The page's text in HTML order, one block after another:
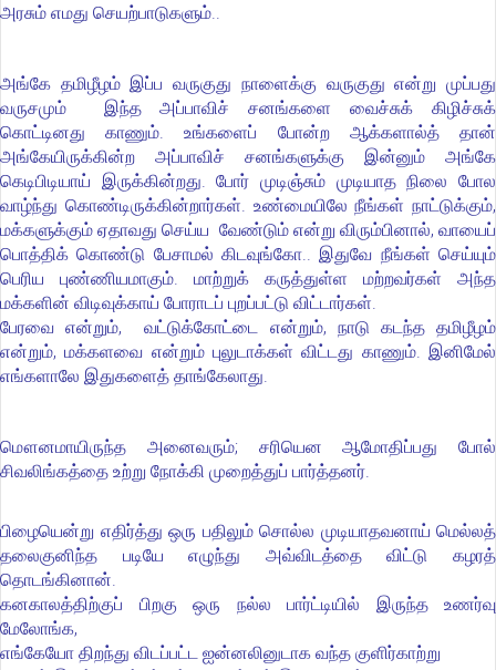
அரசும் எமது செயற்பாடுகளும்..
அங்கே தமிழீழம் இப்ப வருகுது நாளைக்கு வருகுது என்று முப்பது
வருசமும் இந்த அப்பாவிச் சனங்களை வைச்சுக் கிழிச்சுக்
கொட்டினது காணும். உங்களைப் போன்ற ஆக்களால்த் தான்
அங்கேயிருக்கின்ற அப்பாவிச் சனங்களுக்கு இன்னும் அங்கே
கெடிபிடியாய் இருக்கின்றது. போர் முடிஞ்சும் முடியாத நிலை போல
வாழ்ந்து கொண்டிருக்கின்றார்கள். உண்மையிலே நீங்கள் நாட்டுக்கும்,
மக்களுக்கும் ஏதாவது செய்ய வேண்டும் என்று விரும்பினால், வாயைப்
பொத்திக் கொண்டு பேசாமல் கிடவுங்கோ.. இதுவே நீங்கள் செய்யும்
பெரிய புண்ணியமாகும். மாற்றுக் கருத்துள்ள மற்றவர்கள் அந்த
மக்களின் விடிவுக்காய் போராடப் புறப்பட்டு விட்டார்கள்.
பேரவை என்றும், வட்டுக்கோட்டை என்றும், நாடு கடந்த தமிழீழம்
என்றும், மக்களவை என்றும் புலுடாக்கள் விட்டது காணும். இனிமேல்
எங்களாலே இதுகளைத் தாங்கேலாது.
மௌனமாயிருந்த அனைவரும்; சரியென ஆமோதிப்பது போல்
சிவலிங்கத்தை உற்று நோக்கி முறைத்துப் பார்த்தனர்.
பிழையென்று எதிர்த்து ஒரு பதிலும் சொல்ல முடியாதவனாய் மெல்லத்
தலைகுனிந்த படியே எழுந்து அவ்விடத்தை விட்டு கழரத்
தொடங்கினான்.
கனகாலத்திற்குப் பிறகு ஒரு நல்ல பார்ட்டியில் இருந்த உணர்வு
மேலோங்க,
எங்கேயோ திறந்து விடப்பட்ட ஐன்னலினுடாக வந்த குளிர்காற்று